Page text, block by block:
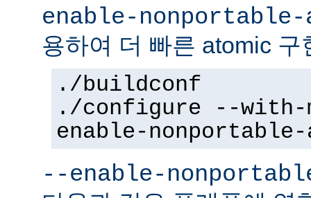
enable-nonportable-
용하여 더 빠른 atomic
./buildconf
./configure --with-
enable-nonportable-
--enable-